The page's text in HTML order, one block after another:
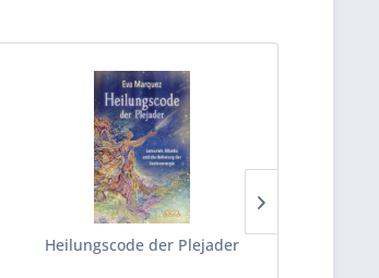
Heilungscode der Plejader